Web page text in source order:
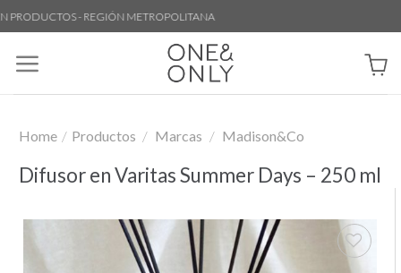
Skip
to
content
- REGIÓN METROPOLITANA
Home / Productos / Marcas / Madison&Co
Difusor en Varitas Summer Days – 250 ml